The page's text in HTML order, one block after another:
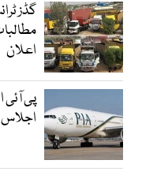
گڈز
اعلان
پی